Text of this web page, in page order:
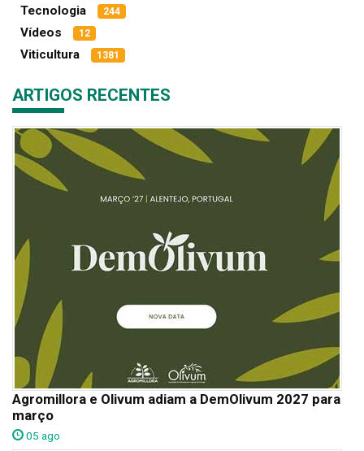
Tecnologia 244
Vídeos 12
Viticultura 1381
ARTIGOS RECENTES
Agromillora e Olivum adiam a DemOlivum 2027 para
março
05 ago